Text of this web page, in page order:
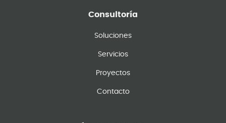
Consultoría
Soluciones
Servicios
Proyectos
Contacto